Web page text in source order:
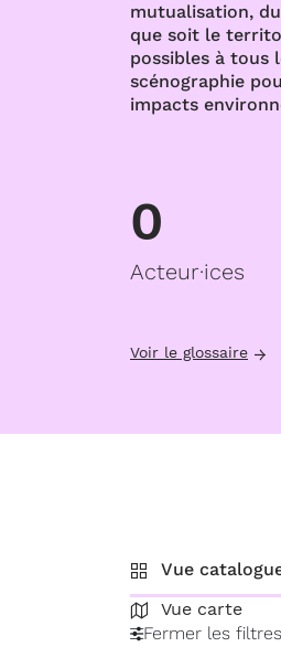
mutualisation,
que soit le
possibles à tous
scénographie
impacts
0
Acteur·ices
Voir le glossaire
Vue
Vue carte
Fermer les filtres